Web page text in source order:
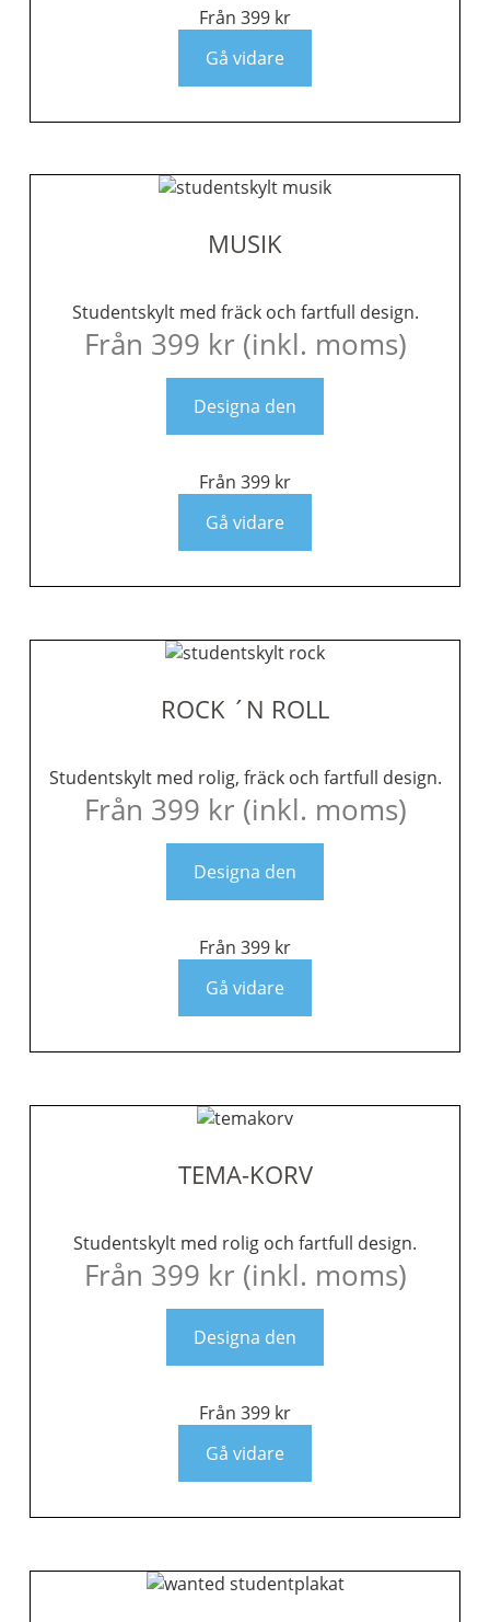
Från 399 kr
Gå vidare
MUSIK
Studentskylt med fräck och fartfull design.
Från 399 kr (inkl. moms)
Designa den
Från 399 kr
Gå vidare
ROCK ´N ROLL
Studentskylt med rolig, fräck och fartfull design.
Från 399 kr (inkl. moms)
Designa den
Från 399 kr
Gå vidare
TEMA-KORV
Studentskylt med rolig och fartfull design.
Från 399 kr (inkl. moms)
Designa den
Från 399 kr
Gå vidare